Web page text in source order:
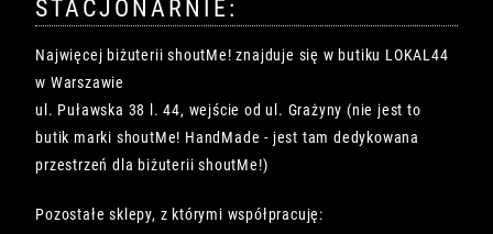
STACJONARNIE:
Najwięcej biżuterii shoutMe! znajduje się w butiku LOKAL44
w Warszawie
ul. Puławska 38 l. 44, wejście od ul. Grażyny (nie jest to
butik marki shoutMe! HandMade - jest tam dedykowana
przestrzeń dla biżuterii shoutMe!)
Pozostałe sklepy, z którymi współpracuję: